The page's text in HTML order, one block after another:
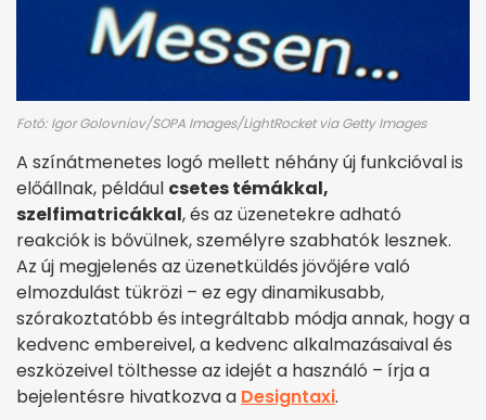
Fotó: Igor Golovniov/SOPA Images/LightRocket via Getty Images
A színátmenetes logó mellett néhány új funkcióval is
előállnak, például csetes témákkal,
szelfimatricákkal, és az üzenetekre adható
reakciók is bővülnek, személyre szabhatók lesznek.
Az új megjelenés az üzenetküldés jövőjére való
elmozdulást tükrözi – ez egy dinamikusabb,
szórakoztatóbb és integráltabb módja annak, hogy a
kedvenc embereivel, a kedvenc alkalmazásaival és
eszközeivel tölthesse az idejét a használó – írja a
bejelentésre hivatkozva a Designtaxi.